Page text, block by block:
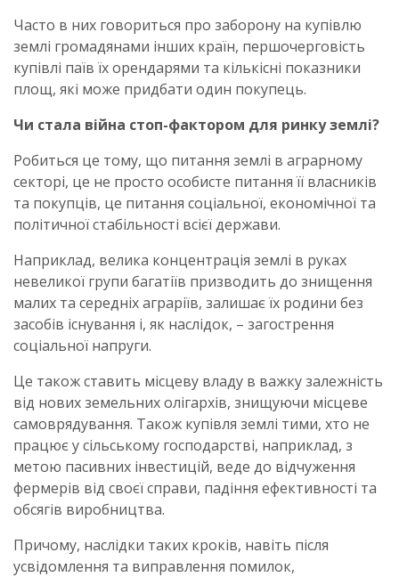
Часто в них говориться про заборону на купівлю
землі громадянами інших країн, першочерговість
купівлі паїв їх орендарями та кількісні показники
площ, які може придбати один покупець.
Чи стала війна стоп-фактором для ринку землі?
Робиться це тому, що питання землі в аграрному
секторі, це не просто особисте питання її власників
та покупців, це питання соціальної, економічної та
політичної стабільності всієї держави.
Наприклад, велика концентрація землі в руках
невеликої групи багатіїв призводить до знищення
малих та середніх аграріїв, залишає їх родини без
засобів існування і, як наслідок, – загострення
соціальної напруги.
Це також ставить місцеву владу в важку залежність
від нових земельних олігархів, знищуючи місцеве
самоврядування. Також купівля землі тими, хто не
працює у сільському господарстві, наприклад, з
метою пасивних інвестицій, веде до відчуження
фермерів від своєї справи, падіння ефективності та
обсягів виробництва.
Причому, наслідки таких кроків, навіть після
усвідомлення та виправлення помилок,